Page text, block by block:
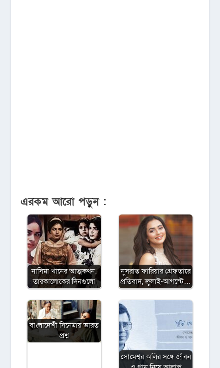
এরকম আরো পড়ুন :
নাসিমা খানের আত্মকথন:
তারকালোকের দিনগুলো
নুসরাত ফারিয়ার গ্রেফতারে
প্রতিবাদ, জুলাই-আগস্টে…
বাংলাদেশী সিনেমায় ভারত
প্রশ্ন
সোমেশ্বর অলির সঙ্গে জীবন